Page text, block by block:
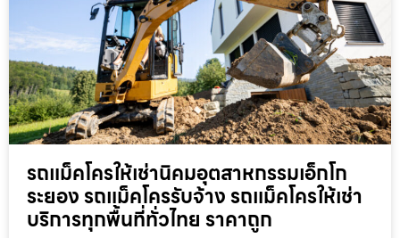
รถแม็คโครให้เช่านิคมอุตสาหกรรมเอ็กโก
ระยอง รถแม็คโครรับจ้าง รถแม็คโครให้เช่า
บริการทุกพื้นที่ทั่วไทย ราคาถูก